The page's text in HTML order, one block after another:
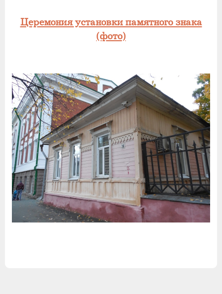
Церемония установки памятного знака
(фото)